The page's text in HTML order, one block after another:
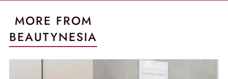
MORE FROM
BEAUTYNESIA